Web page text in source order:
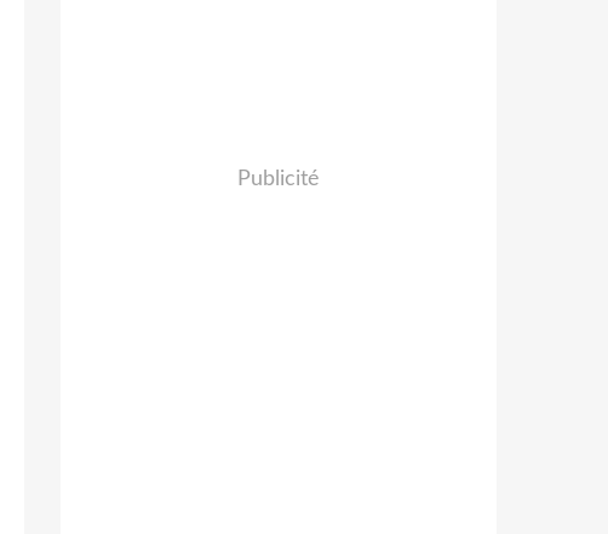
Publicité